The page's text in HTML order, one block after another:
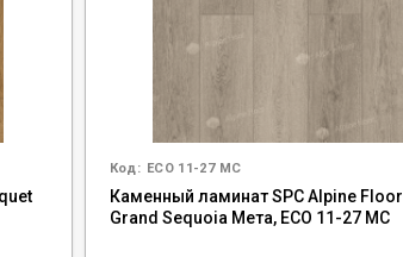
Код: ECO 11-27 MC
Каменный ламинат SPC Alpine Floor
Grand Sequoia Мета, ECO 11-27 MC